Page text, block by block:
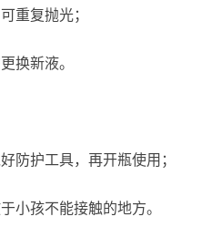
重复抛光；
换新液。
防护工具，再开瓶使用；
小孩不能接触的地方。